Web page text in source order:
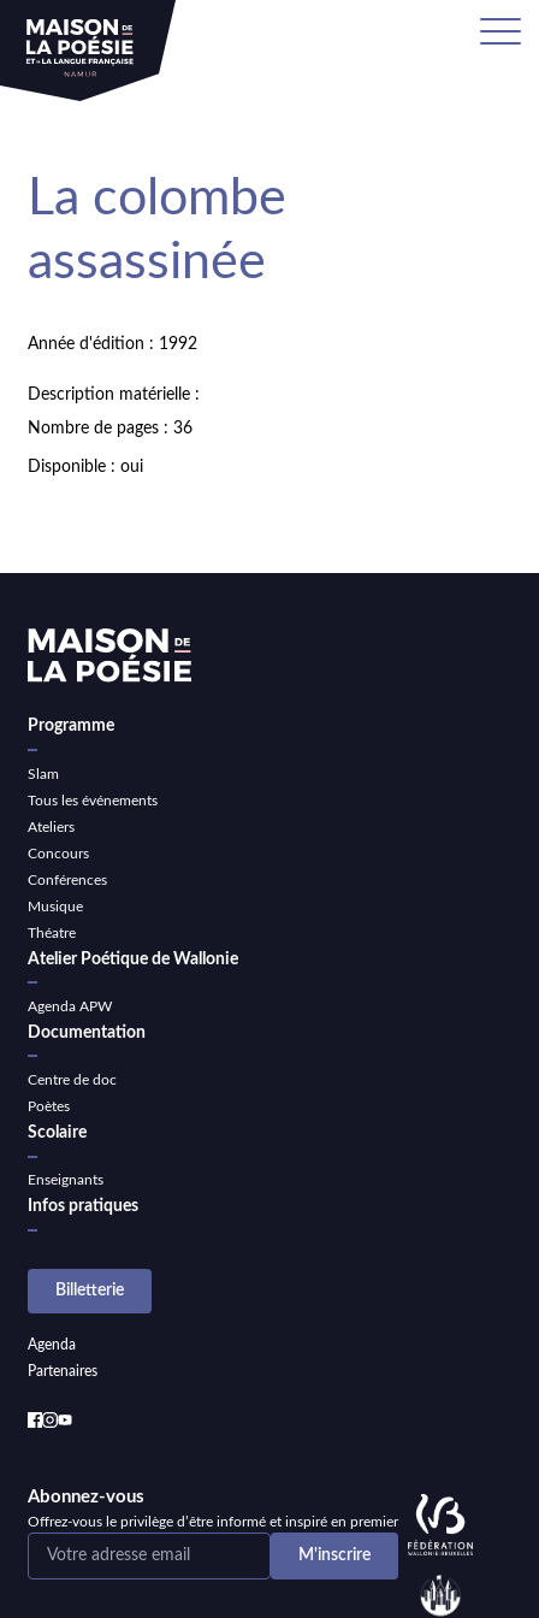
La colombe
assassinée
Année d'édition : 1992
Description matérielle :
Nombre de pages : 36
Disponible : oui
Programme
Slam
Tous les événements
Ateliers
Concours
Conférences
Musique
Théatre
Atelier Poétique de Wallonie
Agenda APW
Documentation
Centre de doc
Poètes
Scolaire
Enseignants
Infos pratiques
Billetterie
Agenda
Partenaires
Abonnez-vous
Offrez-vous le privilège d’être informé et inspiré en premier